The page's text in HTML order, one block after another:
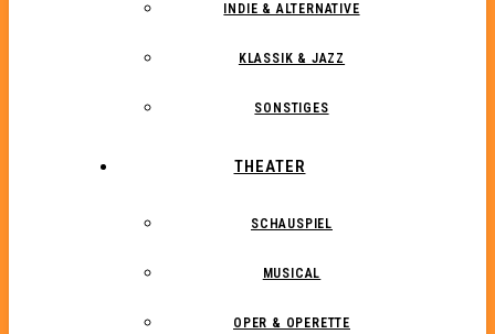
INDIE & ALTERNATIVE
KLASSIK & JAZZ
SONSTIGES
THEATER
SCHAUSPIEL
MUSICAL
OPER & OPERETTE